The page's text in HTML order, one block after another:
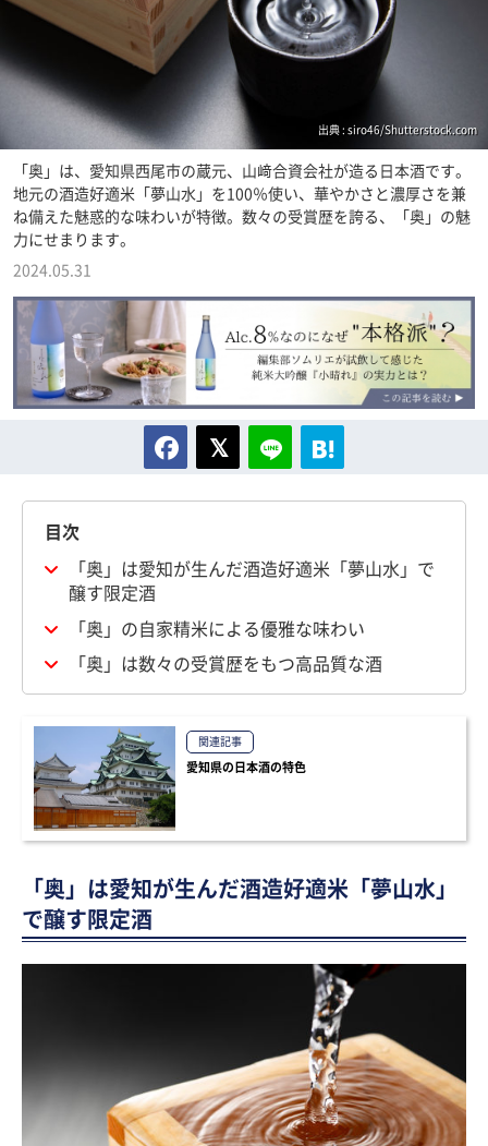
出典 : siro46/Shutterstock.com
「奥」は、愛知県西尾市の蔵元、山﨑合資会社が造る日本酒です。
地元の酒造好適米「夢山水」を100％使い、華やかさと濃厚さを兼
ね備えた魅惑的な味わいが特徴。数々の受賞歴を誇る、「奥」の魅
力にせまります。
2024.05.31
目次
「奥」は愛知が生んだ酒造好適米「夢山水」で
醸す限定酒
「奥」の自家精米による優雅な味わい
「奥」は数々の受賞歴をもつ高品質な酒
関連記事
愛知県の日本酒の特色
「奥」は愛知が生んだ酒造好適米「夢山水」
で醸す限定酒